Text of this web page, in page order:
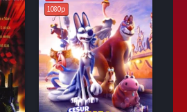
1080p